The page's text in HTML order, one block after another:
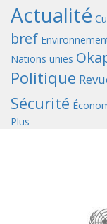
Actualité
bref
Nations unies
Politique
Sécurité
Plus